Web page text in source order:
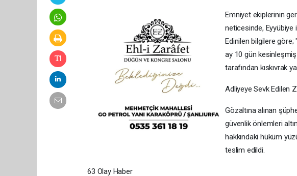
Emniyet ekiplerinin
neticesinde,
Edinilen bilgilere göre;
ay 10 gün
tarafından kıskıvrak
Adliyeye Sevk Edilen
Gözaltına alınan
güvenlik önlemleri
hakkındaki hüküm
teslim edildi.
63 Olay Haber